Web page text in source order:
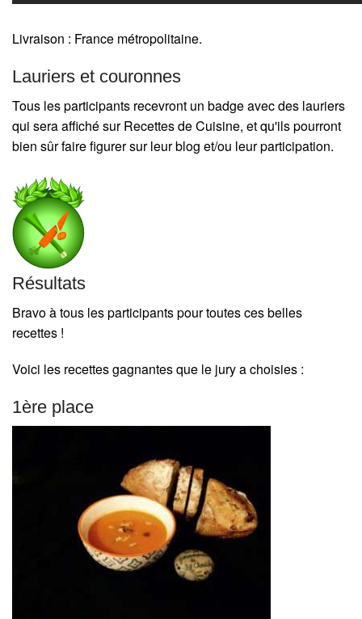
Livraison : France métropolitaine.
Lauriers et couronnes
Tous les participants recevront un badge avec des lauriers
qui sera affiché sur Recettes de Cuisine, et qu'ils pourront
bien sûr faire figurer sur leur blog et/ou leur participation.
Résultats
Bravo à tous les participants pour toutes ces belles
recettes !
Voici les recettes gagnantes que le jury a choisies :
1ère place